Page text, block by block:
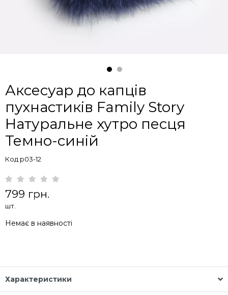
Аксесуар до капців
пухнастиків Family Story
Натуральне хутро песця
Темно-синій
Код p03-12
799 грн.
шт.
Немає в наявності
Характеристики